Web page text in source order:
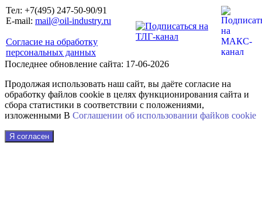
Тел: +7(495) 247-50-90/91
E-mail: mail@oil-industry.ru
Согласие на обработку
персональных данных
Последнее обновление сайта: 17-06-2026
Продолжая использовать наш сайт, вы даёте согласие на
обработку файлов cookie в целях функционирования сайта и
сбора статистики в соответствии с положениями,
изложенными В Соглашении об использовании файkов cookie
Я согласен